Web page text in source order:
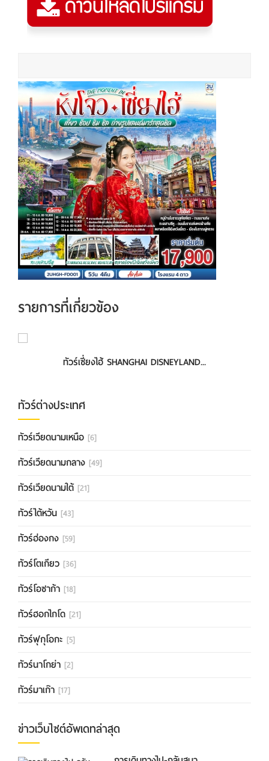
รายการที่เกี่ยวข้อง
ทัวร์เซี่ยงไฮ้ SHANGHAI DISNEYLAND...
ทัวร์เซี่ยงไฮ้-ดิสนีย์แลนด์-อู๋ซี ...
ทัวร์ต่างประเทศ
ทัวร์เวียดนามเหนือ [6]
ทัวร์เวียดนามกลาง [49]
ทัวร์เวียดนามใต้ [21]
ทัวร์ไต้หวัน [43]
ทัวร์ฮ่องกง [59]
ทัวร์โตเกียว [36]
ทัวร์โอซาก้า [18]
ทัวร์ฮอกไกโด [21]
ทัวร์ฟุกุโอกะ [5]
ทัวร์นาโกย่า [2]
ทัวร์มาเก๊า [17]
ข่าวเว็บไซต์อัพเดทล่าสุด